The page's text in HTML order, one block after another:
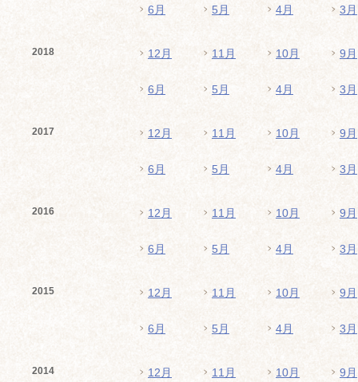
6月 5月 4月 3月
2018 12月 11月 10月 9月
6月 5月 4月 3月
2017 12月 11月 10月 9月
6月 5月 4月 3月
2016 12月 11月 10月 9月
6月 5月 4月 3月
2015 12月 11月 10月 9月
6月 5月 4月 3月
2014 12月 11月 10月 9月